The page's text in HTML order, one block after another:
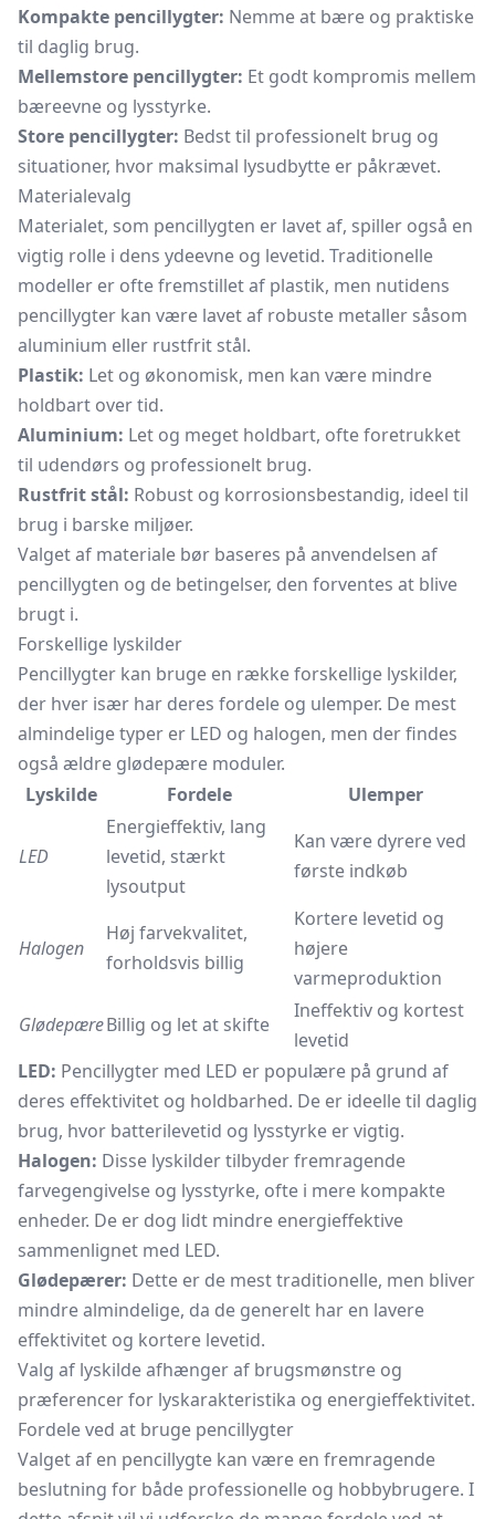
Kompakte pencillygter: Nemme at bære og praktiske
til daglig brug.
Mellemstore pencillygter: Et godt kompromis mellem
bæreevne og lysstyrke.
Store pencillygter: Bedst til professionelt brug og
situationer, hvor maksimal lysudbytte er påkrævet.
Materialevalg
Materialet, som pencillygten er lavet af, spiller også en
vigtig rolle i dens ydeevne og levetid. Traditionelle
modeller er ofte fremstillet af plastik, men nutidens
pencillygter kan være lavet af robuste metaller såsom
aluminium eller rustfrit stål.
Plastik: Let og økonomisk, men kan være mindre
holdbart over tid.
Aluminium: Let og meget holdbart, ofte foretrukket
til udendørs og professionelt brug.
Rustfrit stål: Robust og korrosionsbestandig, ideel til
brug i barske miljøer.
Valget af materiale bør baseres på anvendelsen af
pencillygten og de betingelser, den forventes at blive
brugt i.
Forskellige lyskilder
Pencillygter kan bruge en række forskellige lyskilder,
der hver især har deres fordele og ulemper. De mest
almindelige typer er LED og halogen, men der findes
også ældre glødepære moduler.
Lyskilde
Fordele Ulemper
LED
Energieffektiv, lang
levetid, stærkt
lysoutput
Kan være dyrere ved
første indkøb
Halogen
Høj farvekvalitet,
forholdsvis billig
Kortere levetid og
højere
varmeproduktion
GlødepæreBillig og let at skifte
Ineffektiv og kortest
levetid
LED: Pencillygter med LED er populære på grund af
deres effektivitet og holdbarhed. De er ideelle til daglig
brug, hvor batterilevetid og lysstyrke er vigtig.
Halogen: Disse lyskilder tilbyder fremragende
farvegengivelse og lysstyrke, ofte i mere kompakte
enheder. De er dog lidt mindre energieffektive
sammenlignet med LED.
Glødepærer: Dette er de mest traditionelle, men bliver
mindre almindelige, da de generelt har en lavere
effektivitet og kortere levetid.
Valg af lyskilde afhænger af brugsmønstre og
præferencer for lyskarakteristika og energieffektivitet.
Fordele ved at bruge pencillygter
Valget af en pencillygte kan være en fremragende
beslutning for både professionelle og hobbybrugere. I